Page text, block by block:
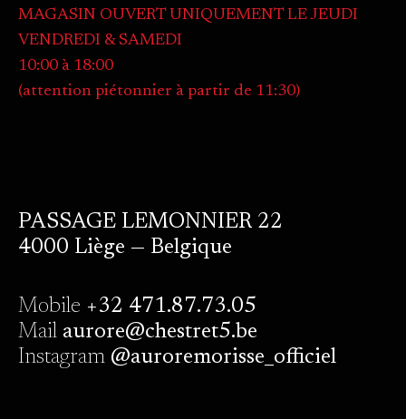
MAGASIN OUVERT UNIQUEMENT LE JEUDI
VENDREDI & SAMEDI
10:00 à 18:00
(attention piétonnier à partir de 11:30)
PASSAGE LEMONNIER 22
4000 Liège — Belgique
Mobile +32 471.87.73.05
Mailaurore@chestret5.be
Instagram@auroremorisse_officiel